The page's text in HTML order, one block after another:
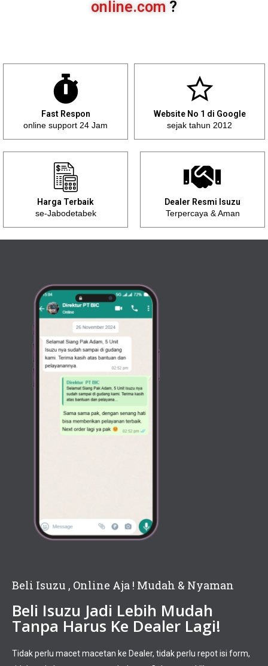
online.com ?
Fast Respon
online support 24 Jam
Website No 1 di Google
sejak tahun 2012
Harga Terbaik
se-Jabodetabek
Dealer Resmi Isuzu
Terpercaya & Aman
Beli Isuzu , Online Aja ! Mudah & Nyaman
Beli Isuzu Jadi Lebih Mudah
Tanpa Harus Ke Dealer Lagi!
Tidak perlu macet macetan ke Dealer, tidak perlu repot isi form,